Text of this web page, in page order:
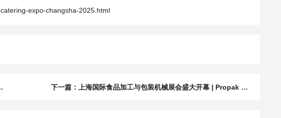
expo-changsha-2025.html
下一篇：上海国际食品加工与包装机械展会盛大开幕 | Propak China 2025